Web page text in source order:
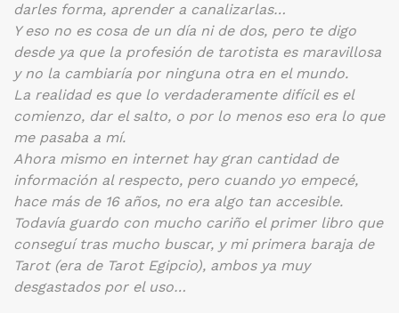
darles forma, aprender a canalizarlas…
Y eso no es cosa de un día ni de dos, pero te digo
desde ya que la profesión de tarotista es maravillosa
y no la cambiaría por ninguna otra en el mundo.
La realidad es que lo verdaderamente difícil es el
comienzo, dar el salto, o por lo menos eso era lo que
me pasaba a mí.
Ahora mismo en internet hay gran cantidad de
información al respecto, pero cuando yo empecé,
hace más de 16 años, no era algo tan accesible.
Todavía guardo con mucho cariño el primer libro que
conseguí tras mucho buscar, y mi primera baraja de
Tarot (era de Tarot Egipcio), ambos ya muy
desgastados por el uso…